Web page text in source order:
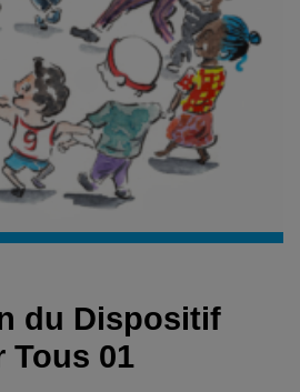
du Dispositif
Tous 01